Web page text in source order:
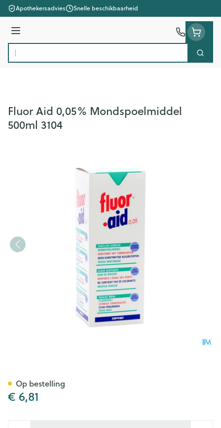
Ga naar de inhoud
Apothekersadvies Snelle beschikbaarheid
Menu
Product, merk, categorie...
Zoek
Fluor Aid 0,05% Mondspoelmiddel
500ml 3104
€ 6,81
Op bestelling